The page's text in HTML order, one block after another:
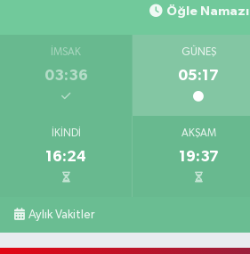
Öğle Namazı
İMSAK
03:36
GÜNEŞ
05:17
İKINDI
16:24
AKŞAM
19:37
Aylık Vakitler